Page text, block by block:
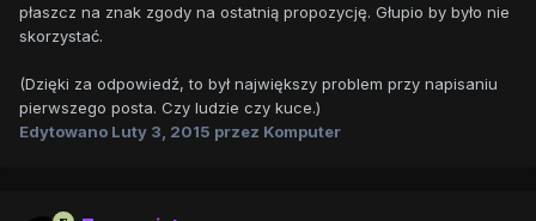
płaszcz na znak zgody na ostatnią propozycję. Głupio by było nie
skorzystać.
(Dzięki za odpowiedź, to był największy problem przy napisaniu
pierwszego posta. Czy ludzie czy kuce.)
Edytowano Luty 3, 2015 przez Komputer